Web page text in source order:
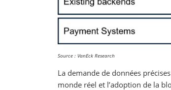
Source : VanEck Research
La demande de données
monde réel et l’adoption de la